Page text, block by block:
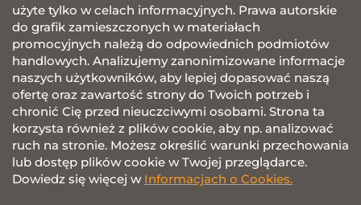
użyte tylko w celach informacyjnych. Prawa autorskie
do grafik zamieszczonych w materiałach
promocyjnych należą do odpowiednich podmiotów
handlowych. Analizujemy zanonimizowane informacje
naszych użytkowników, aby lepiej dopasować naszą
ofertę oraz zawartość strony do Twoich potrzeb i
chronić Cię przed nieuczciwymi osobami. Strona ta
korzysta również z plików cookie, aby np. analizować
ruch na stronie. Możesz określić warunki przechowania
lub dostęp plików cookie w Twojej przeglądarce.
Dowiedz się więcej w Informacjach o Cookies.